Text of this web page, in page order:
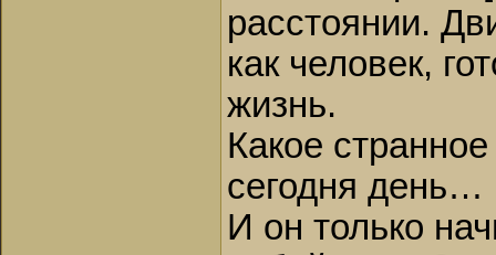
расстоянии.
как человек,
жизнь.
Какое
сегодня день…
И он только